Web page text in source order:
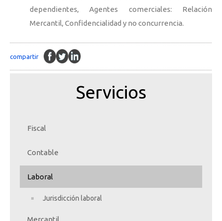
dependientes, Agentes comerciales: Relación
Mercantil, Confidencialidad y no concurrencia.
compartir
Servicios
Fiscal
Contable
Laboral
Jurisdicción laboral
Mercantil